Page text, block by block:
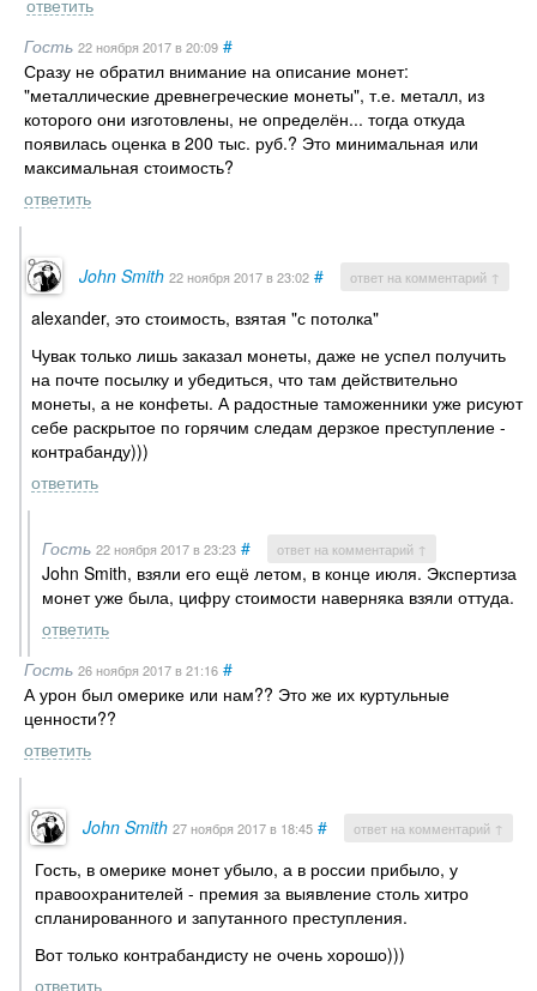
Гость 22 ноября 2017в 20:09 #
Сразу не обратил внимание на описание монет:
"металлические древнегреческие монеты", т.е. металл, из
которого они изготовлены, не определён... тогда откуда
появилась оценка в 200 тыс. руб.? Это минимальная или
максимальная стоимость?
ответить
John Smith 22 ноября 2017в 23:02 # ответ на комментарий ↑
alexander, это стоимость, взятая "с потолка"
Чувак только лишь заказал монеты, даже не успел получить
на почте посылку и убедиться, что там действительно
монеты, а не конфеты. А радостные таможенники уже рисуют
себе раскрытое по горячим следам дерзкое преступление -
контрабанду)))
ответить
Гость 22 ноября 2017в 23:23 # ответ на комментарий ↑
John Smith, взяли его ещё летом, в конце июля. Экспертиза
монет уже была, цифру стоимости наверняка взяли оттуда.
ответить
Гость 26 ноября 2017в 21:16 #
А урон был омерике или нам?? Это же их куртульные
ценности??
ответить
John Smith 27 ноября 2017в 18:45 # ответ на комментарий ↑
Гость, в омерике монет убыло, а в россии прибыло, у
правоохранителей - премия за выявление столь хитро
спланированного и запутанного преступления.
Вот только контрабандисту не очень хорошо)))
ответить